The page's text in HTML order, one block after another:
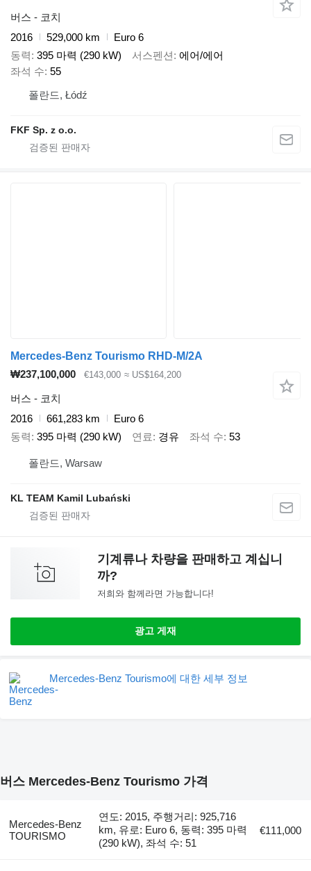
버스 - 코치
2016
529,000 km
Euro 6
동력 395 마력 (290 kW) 서스펜션 에어/에어
좌석 수 55
폴란드, Łódź
FKF Sp. z o.o.
Mercedes-Benz Tourismo RHD-M/2A
₩237,100,000
€143,000 ≈ US$164,200
버스 - 코치
2016
661,283 km
Euro 6
동력 395 마력 (290 kW) 연료 경유 좌석 수 53
폴란드, Warsaw
KL TEAM Kamil Lubański
기계류나 차량을 판매하고 계십니
까?
저희와 함께라면 가능합니다!
광고 게재
Mercedes-Benz Tourismo에 대한 세부 정보
버스 Mercedes-Benz Tourismo 가격
Mercedes-Benz
TOURISMO
연도: 2015, 주행거리: 925,716
km, 유로: Euro 6, 동력: 395 마력
(290 kW), 좌석 수: 51
€111,000